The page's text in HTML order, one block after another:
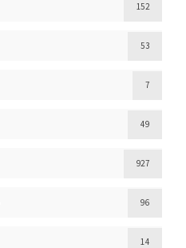
152
53
7
49
927
96
14